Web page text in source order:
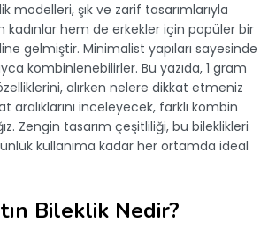
modelleri, şık ve zarif tasarımlarıyla
hem de erkekler için popüler bir
gelmiştir. Minimalist yapıları sayesinde
kombinlenebilirler. Bu yazıda, 1 gram
alırken nelere dikkat etmeniz
aralıklarını inceleyecek, farklı kombin
Zengin tasarım çeşitliliği, bu bileklikleri
kullanıma kadar her ortamda ideal
Bileklik Nedir?